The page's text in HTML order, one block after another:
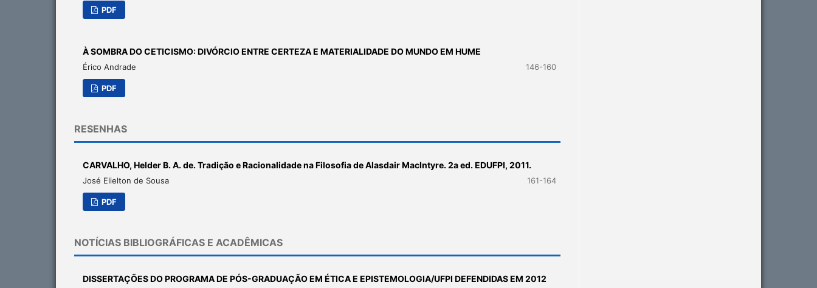
PDF
À SOMBRA DO CETICISMO: DIVÓRCIO ENTRE CERTEZA E MATERIALIDADE DO MUNDO EM HUME
Érico Andrade 146-160
PDF
RESENHAS
CARVALHO, Helder B. A. de. Tradição e Racionalidade na Filosofia de Alasdair MacIntyre. 2a ed. EDUFPI, 2011.
José Elielton de Sousa 161-164
PDF
NOTÍCIAS BIBLIOGRÁFICAS E ACADÊMICAS
DISSERTAÇÕES DO PROGRAMA DE PÓS-GRADUAÇÃO EM ÉTICA E EPISTEMOLOGIA/UFPI DEFENDIDAS EM 2012